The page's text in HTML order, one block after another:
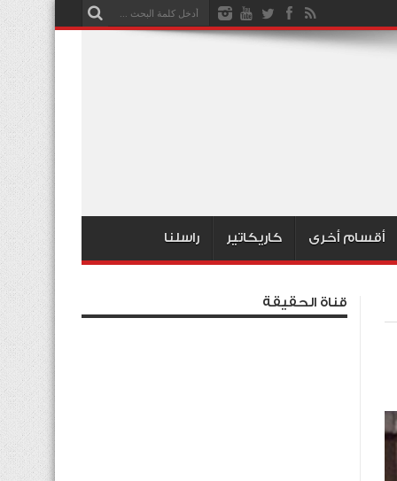
أقسام أخرى كاريكاتير راسلنا
قناة الحقيقة